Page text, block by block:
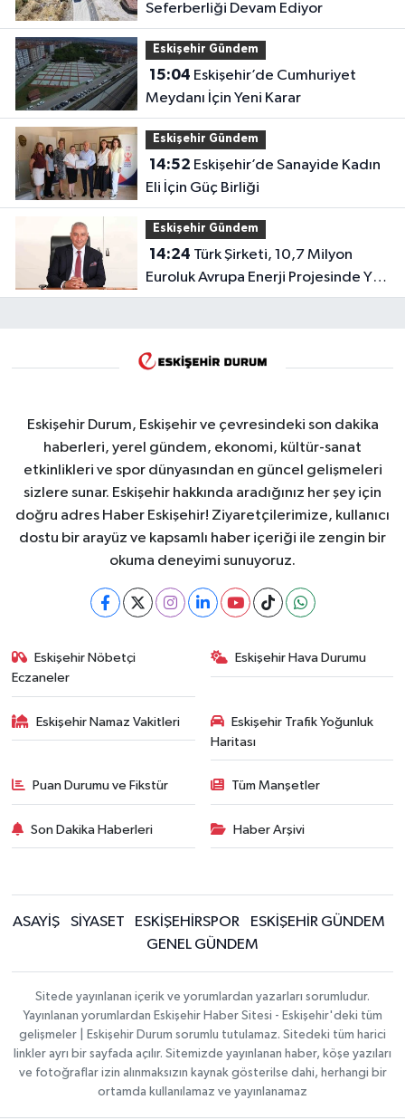
Seferberliği Devam Ediyor
Eskişehir Gündem
15:04
Meydanı İçin Yeni Karar
Eskişehir Gündem
14:52
Eli İçin Güç Birliği
Eskişehir Gündem
14:24
Euroluk Avrupa Enerji Projesinde Yer
Aldı
Eskişehir Durum, Eskişehir ve çevresindeki son dakika
haberleri, yerel gündem, ekonomi, kültür-sanat
etkinlikleri ve spor dünyasından en güncel gelişmeleri
sizlere sunar. Eskişehir hakkında aradığınız her şey için
doğru adres Haber Eskişehir! Ziyaretçilerimize, kullanıcı
dostu bir arayüz ve kapsamlı haber içeriği ile zengin bir
okuma deneyimi sunuyoruz.
Eskişehir Nöbetçi
Eczaneler
Eskişehir Hava Durumu
Eskişehir Namaz Vakitleri
Eskişehir Trafik Yoğunluk
Haritası
Puan Durumu ve Fikstür Tüm Manşetler
Son Dakika Haberleri Haber Arşivi
ASAYİŞ SİYASET ESKİŞEHİRSPOR
ESKİŞEHİR GÜNDEM
GENEL GÜNDEM
Sitede yayınlanan içerik ve yorumlardan yazarları sorumludur.
Yayınlanan yorumlardan Eskişehir Haber Sitesi - Eskişehir'deki tüm
gelişmeler | Eskişehir Durum sorumlu tutulamaz. Sitedeki tüm harici
linkler ayrı bir sayfada açılır. Sitemizde yayınlanan haber, köşe yazıları
ve fotoğraflar izin alınmaksızın kaynak gösterilse dahi, herhangi bir
ortamda kullanılamaz ve yayınlanamaz